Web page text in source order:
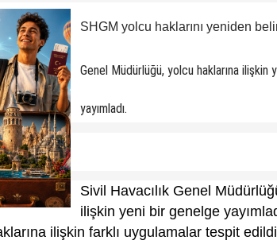
SHGM yolcu haklarını yeniden
Genel Müdürlüğü, yolcu haklarına ilişkin
yayımladı.
Sivil Havacılık Genel
ilişkin yeni bir genelge
ilişkin farklı uygulamalar tespit